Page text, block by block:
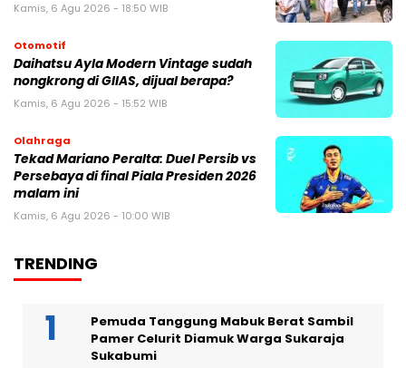
Kamis, 6 Agu 2026 - 18:50 WIB
Otomotif
Daihatsu Ayla Modern Vintage sudah
nongkrong di GIIAS, dijual berapa?
Kamis, 6 Agu 2026 - 15:52 WIB
Olahraga
Tekad Mariano Peralta: Duel Persib vs
Persebaya di final Piala Presiden 2026
malam ini
Kamis, 6 Agu 2026 - 10:00 WIB
TRENDING
Pemuda Tanggung Mabuk Berat Sambil
Pamer Celurit Diamuk Warga Sukaraja
Sukabumi